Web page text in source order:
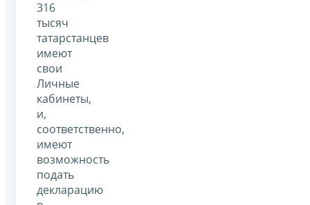
316
тысяч
татарстанцев
имеют
свои
Личные
кабинеты,
и,
соответственно,
имеют
возможность
подать
декларацию